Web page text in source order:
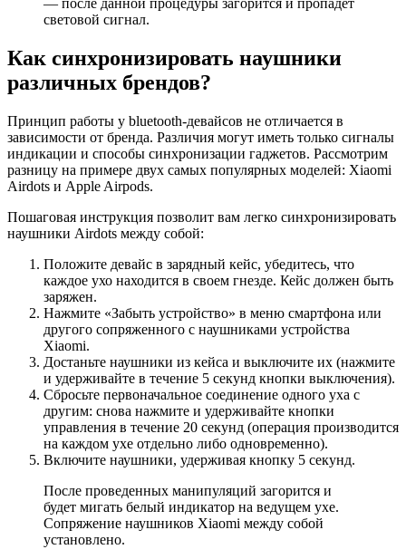
световой сигнал.
Как синхронизировать наушники
различных брендов?
Принцип работы у bluetooth-девайсов не отличается в
зависимости от бренда. Различия могут иметь только сигналы
индикации и способы синхронизации гаджетов. Рассмотрим
разницу на примере двух самых популярных моделей: Xiaomi
Airdots и Apple Airpods.
Пошаговая инструкция позволит вам легко синхронизировать
наушники Airdots между собой:
Положите девайс в зарядный кейс, убедитесь, что
каждое ухо находится в своем гнезде. Кейс должен быть
заряжен.
Нажмите «Забыть устройство» в меню смартфона или
другого сопряженного с наушниками устройства
Xiaomi.
Достаньте наушники из кейса и выключите их (нажмите
и удерживайте в течение 5 секунд кнопки выключения).
Сбросьте первоначальное соединение одного уха с
другим: снова нажмите и удерживайте кнопки
управления в течение 20 секунд (операция производится
на каждом ухе отдельно либо одновременно).
Включите наушники, удерживая кнопку 5 секунд.
После проведенных манипуляций загорится и
будет мигать белый индикатор на ведущем ухе.
Сопряжение наушников Xiaomi между собой
установлено.